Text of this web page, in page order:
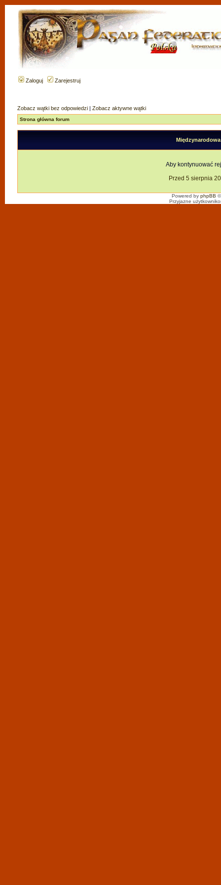
Zaloguj Zarejestruj
Zobacz wątki bez odpowiedzi | Zobacz aktywne wątki
Strona główna forum
Aby kontynuować
Przed 5 sierpnia
Powered by phpBB
Przyjazne